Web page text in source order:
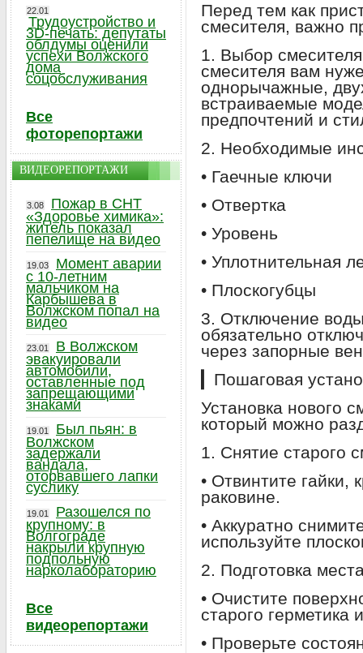
Перед тем как
смесителя, важно
1. Выбор
смесителя вам
однорычажные,
встраиваемые
предпочтений и
2. Необходимые
• Гаечные ключи
• Отвертка
• Уровень
• Уплотнительная
• Плоскогубцы
3. Отключение
обязательно
через запорные
▎Пошаговая
Установка нового
который можно
1. Снятие старого
• Отвинтите гайки,
раковине.
• Аккуратно
используйте
2. Подготовка
• Очистите
старого герметика
• Проверьте
22.01
Трудоустройство и
3D-печать: депутаты
облдумы оценили
успехи Волжского
дома
соцобслуживания
Все
фоторепортажи
ВИДЕОРЕПОРТАЖИ
3.08
Пожар в СНТ
«Здоровье химика»:
житель показал
пепелище на видео
19.03
Момент аварии
с 10-летним
мальчиком на
Карбышева в
Волжском попал на
видео
23.01
В Волжском
эвакуировали
автомобили,
оставленные под
запрещающими
знаками
19.01
Был пьян: в
Волжском
задержали
вандала,
оторвавшего лапки
суслику
19.01
Разошелся по
крупному: в
Волгограде
накрыли крупную
подпольную
нарколабораторию
Все
видеорепортажи